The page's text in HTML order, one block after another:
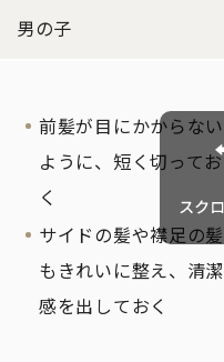
男の子
前髪が目にかからない
ように、短く切ってお
く
サイドの髪や襟足の髪
もきれいに整え、清潔
感を出しておく